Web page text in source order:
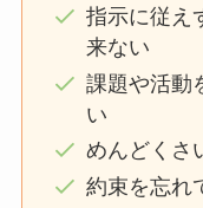
指示に従え
来ない
課題や活動
い
めんどくさ
約束を忘れ